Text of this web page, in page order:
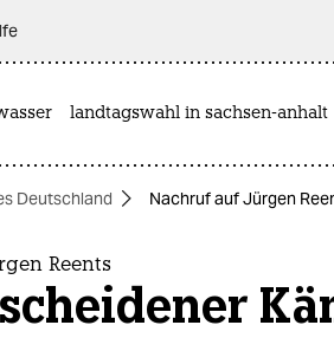
landtagswahl in sachsen-anhalt
Deutschland Nachruf auf Jürgen
Reents